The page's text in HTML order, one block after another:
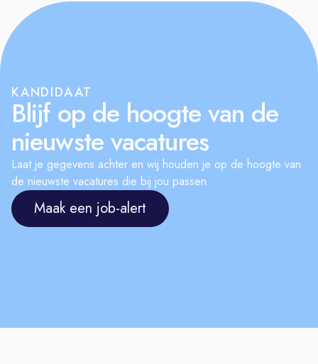
KANDIDAAT
Blijf op de hoogte van de
nieuwste vacatures
Laat je gegevens achter en wij houden je op de hoogte van
de nieuwste vacatures die bij jou passen
Maak een job-alert